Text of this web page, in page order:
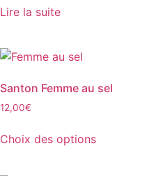
Lire la suite
Santon Femme au sel
12,00€
Choix des options